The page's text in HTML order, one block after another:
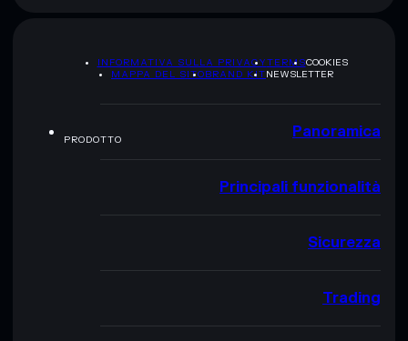
INFORMATIVA SULLA PRIVACYTERMSCOOKIES
MAPPA DEL SITOBRAND KITNEWSLETTER
PRODOTTO Panoramica
Principali funzionalità
Sicurezza
Trading